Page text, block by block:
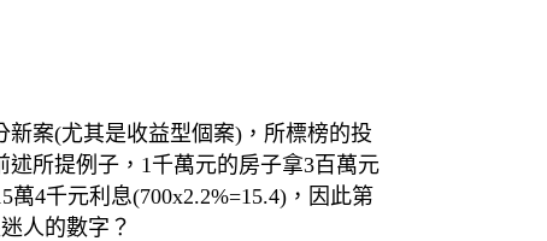
案(尤其是收益型個案)，所標榜的投
所提例子，1千萬元的房子拿3百萬元
4千元利息(700x2.2%=15.4)，因此第
人的數字？